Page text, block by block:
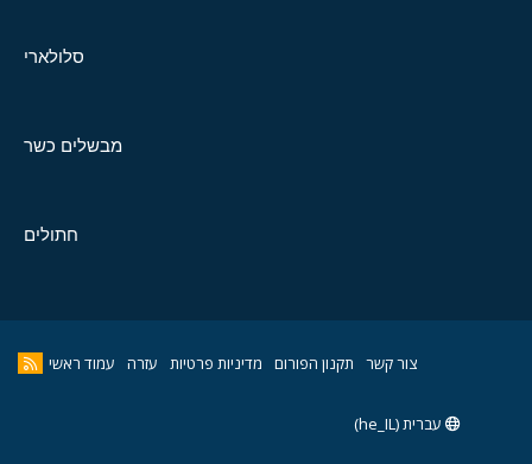
סלולארי
מבשלים כשר
חתולים
צור קשר תקנון הפורום מדיניות פרטיות עזרה עמוד ראשי
עברית (he_IL)